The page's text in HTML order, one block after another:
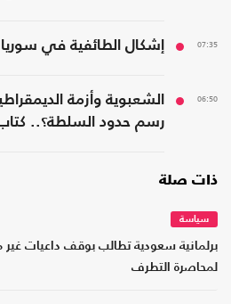
07:35 إشكال الطائفية في سوريا
06:50
الشعبوية وأزمة
رسم حدود السلطة؟..
ذات صلة
سياسة
برلمانية سعودية تطالب بوقف داعيات
لمحاصرة التطرف